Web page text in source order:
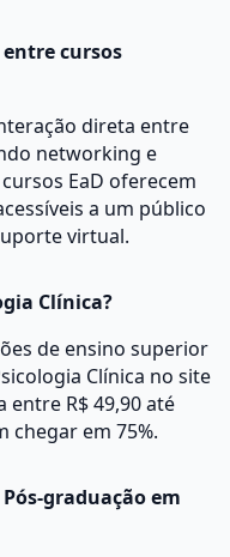
cursos
direta entre
networking e
EaD oferecem
a um público
virtual.
Clínica?
de ensino superior
Clínica no site
entre R$ 49,90 até
chegar em 75%.
graduação em